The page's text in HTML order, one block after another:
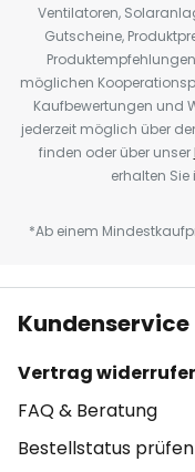
Ventilatoren,
Gutscheine,
möglichen
Kaufbewertungen und
jederzeit möglich über
finden oder über unser
erhalten Sie
*Ab einem
Kundenservice
Vertrag
FAQ & Beratung
Bestellstatus prüfen